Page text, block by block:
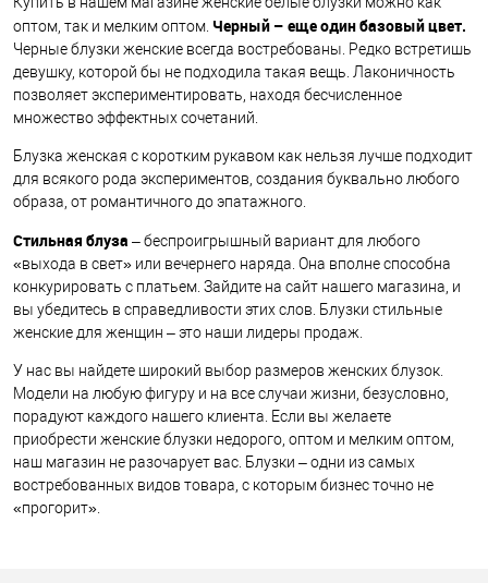
оптом, так и мелким оптом. Черный – еще один базовый цвет.
Черные блузки женские всегда востребованы. Редко встретишь
девушку, которой бы не подходила такая вещь. Лаконичность
позволяет экспериментировать, находя бесчисленное
множество эффектных сочетаний.
Блузка женская с коротким рукавом как нельзя лучше подходит
для всякого рода экспериментов, создания буквально любого
образа, от романтичного до эпатажного.
Стильная блуза – беспроигрышный вариант для любого
«выхода в свет» или вечернего наряда. Она вполне способна
конкурировать с платьем. Зайдите на сайт нашего магазина, и
вы убедитесь в справедливости этих слов. Блузки стильные
женские для женщин – это наши лидеры продаж.
У нас вы найдете широкий выбор размеров женских блузок.
Модели на любую фигуру и на все случаи жизни, безусловно,
порадуют каждого нашего клиента. Если вы желаете
приобрести женские блузки недорого, оптом и мелким оптом,
наш магазин не разочарует вас. Блузки – одни из самых
востребованных видов товара, с которым бизнес точно не
«прогорит».